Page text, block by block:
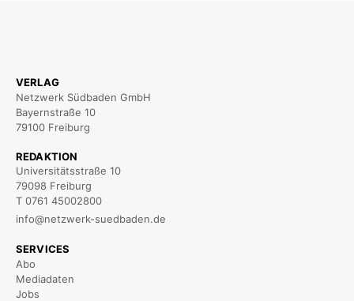
VERLAG
Netzwerk Südbaden GmbH
Bayernstraße 10
79100 Freiburg
REDAKTION
Universitätsstraße 10
79098 Freiburg
T 0761 45002800
info@netzwerk-suedbaden.de
SERVICES
Abo
Mediadaten
Jobs